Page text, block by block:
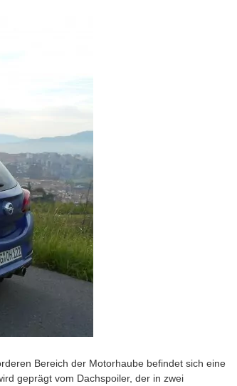
Bereich der Motorhaube befindet sich eine
geprägt vom Dachspoiler, der in zwei